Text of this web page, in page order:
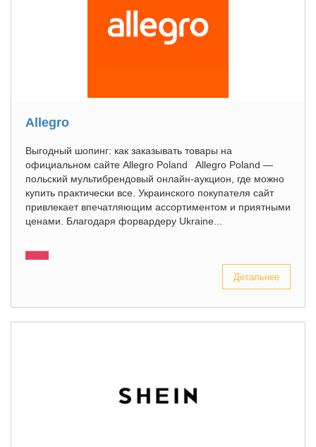
Allegro
Выгодный шопинг: как заказывать товары на
официальном сайте Allegro Poland Allegro Poland —
польский мультибрендовый онлайн-аукцион, где можно
купить практически все. Украинского покупателя сайт
привлекает впечатляющим ассортиментом и приятными
ценами. Благодаря форвардеру Ukraine...
Детальнее